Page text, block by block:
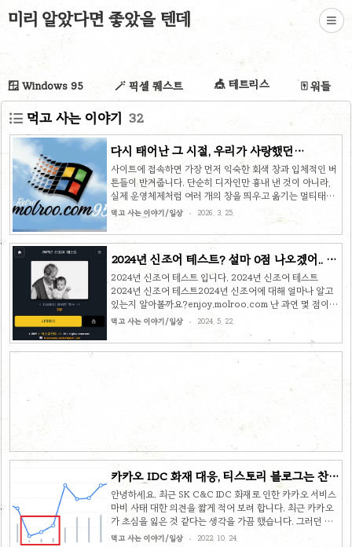
미리 알았다면 좋았을 텐데
🪟 Windows 95 🪄 픽셀 퀘스트 🎪 테트리스 🀄 워들
먹고 사는 이야기 32
다시 태어난 그 시절, 우리가 사랑했던
Windows 95
사이트에 접속하면 가장 먼저 익숙한 회색 창과 입체적인 버
튼들이 반겨줍니다. 단순히 디자인만 흉내 낸 것이 아니라,
실제 운영체제처럼 여러 개의 창을 띄우고 옮기는 멀티태스
킹까지 구현되어 있어 놀라움을 줍니다.
http://win95.molroo.com 몰루몰루 포털
win95.molroo.com 단순히 보는 것을 넘어 '즐기는' 공간
하지만 정겨운 그림판까지 브라우저 안에서 그대로 실행됩
니다.고전 게임 에뮬레이터: 도스박스(js-dos) 기반의 환경
이 구축되어 있어, 별도의 설치 없이도 고전 게임의 정취를
느낄 수 있습니다.디테일한 사운드: 윈도우 특유의 시작음과
효과음들이 더해져 시각과 청각을 동시에 자극합니다. 엔지
먹고 사는 이야기/일상 2026. 3. 25.
2024년 신조어 테스트? 설마 0점 나오겠어.. 그
외 심리테스트 등 다수!
2024년 신조어 테스트 입니다. 2024년 신조어 테스트
2024년 신조어 테스트2024년 신조어에 대해 얼마나 알고
있는지 알아볼까요?enjoy.molroo.com 난 과연 몇 점이
나올까요?내 친구는 과연 몇 점이 나올까요? 지금 바로 도전
하고 공유해 보세요!! 그외에도 여러가지 테스트가 있습니다.
T발! 너 C야? T발! 너 C야?MBTI 성격 유형 중 T와 F를 기
먹고 사는 이야기/일상 2024. 5. 22.
카카오 IDC 화재 대응, 티스토리 블로그는 찬밥
신세
안녕하세요. 최근 SK C&C IDC 화재로 인한 카카오 서비스
마비 사태 대한 의견을 짧게 적어 보려 합니다. 최근 카카오
가 초심을 잃은 것 같다는 생각을 가끔 했습니다. 그러던 와
중 이런 사태가 터져서 개인적으로는 더욱 신뢰를 잃는 계기
먹고 사는 이야기/일상 2022. 10. 24.